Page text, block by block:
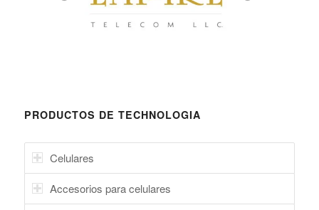
PRODUCTOS DE TECHNOLOGIA
Celulares
Accesorios para celulares